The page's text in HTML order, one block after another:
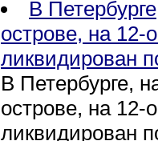
В
острове, на 12-
ликвидирован
В Петербурге,
острове, на 12-
ликвидирован